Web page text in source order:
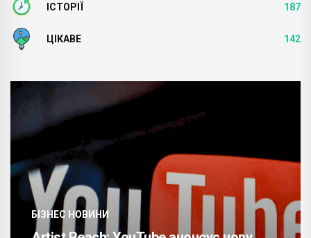
ІСТОРІЇ 187
ЦІКАВЕ 142
БІЗНЕС НОВИНИ